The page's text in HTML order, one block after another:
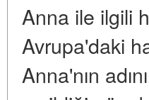
Anna ile ilgili
Avrupa'daki
Anna'nın